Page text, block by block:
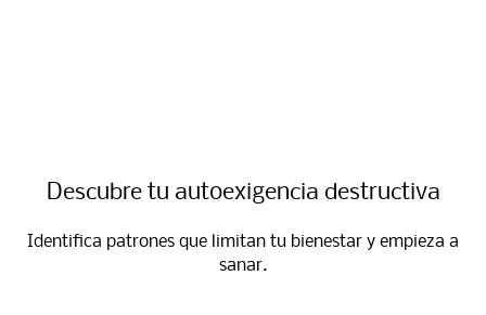
Descubre tu autoexigencia destructiva​
Identifica patrones que limitan tu bienestar y empieza a
sanar.​